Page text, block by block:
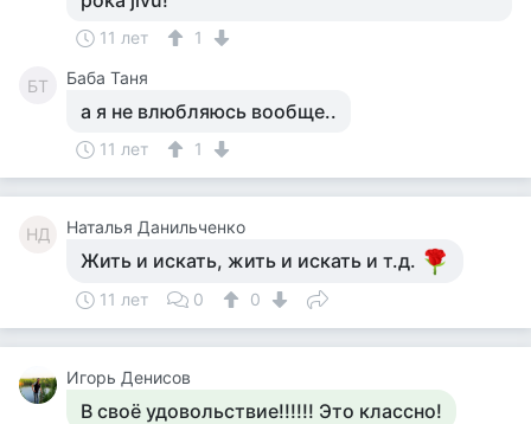
11 лет 1
БТ Баба Таня
а я не влюбляюсь вообще..
11 лет 1
НД Наталья Данильченко
Жить и искать, жить и искать и т.д.
11 лет 0 0
Игорь Денисов
В своё удовольствие!!!!!! Это классно!